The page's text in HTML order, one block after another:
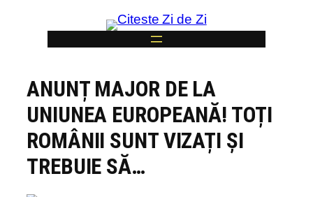
content
ANUNȚ MAJOR DE LA
UNIUNEA EUROPEANĂ! TOȚI
ROMÂNII SUNT VIZAȚI ȘI
TREBUIE SĂ…
6